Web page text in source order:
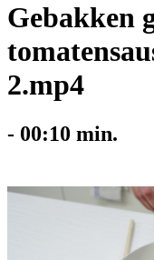
Gebakken
2.mp4
- 00:10 min.